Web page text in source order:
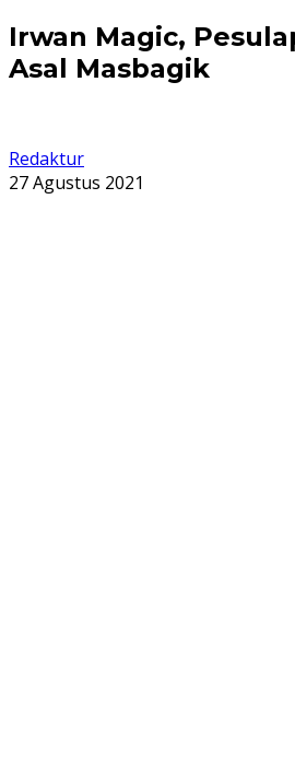
Irwan Magic,
Asal Masbagik
Redaktur
27 Agustus 2021